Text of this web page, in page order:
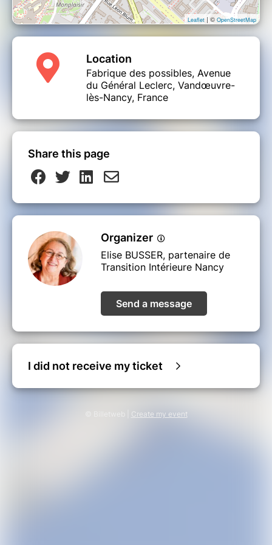
Leaflet| © OpenStreetMap
Location
Fabrique des possibles, Avenue
du Général Leclerc, Vandœuvre-
lès-Nancy, France
Share this page
Organizer
Elise BUSSER, partenaire de
Transition Intérieure Nancy
Send a message
I did not receive my ticket
Create my event